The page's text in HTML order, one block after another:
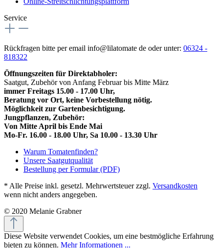
Service
Rückfragen bitte per email info@lilatomate de oder unter: 06324 -
818322
Öffnungszeiten für Direktabholer:
Saatgut, Zubehör von Anfang Februar bis Mitte März
immer Freitags 15.00 - 17.00 Uhr,
Beratung vor Ort, keine Vorbestellung nötig.
Möglichkeit zur Gartenbesichtigung.
Jungpflanzen, Zubehör:
Von Mitte April bis Ende Mai
Mo-Fr. 16.00 - 18.00 Uhr, Sa 10.00 - 13.30 Uhr
Warum Tomatenfinden?
Unsere Saatgutqualität
Bestellung per Formular (PDF)
* Alle Preise inkl. gesetzl. Mehrwertsteuer zzgl. Versandkosten
wenn nicht anders angegeben.
© 2020 Melanie Grabner
Diese Website verwendet Cookies, um eine bestmögliche Erfahrung
bieten zu können. Mehr Informationen ...